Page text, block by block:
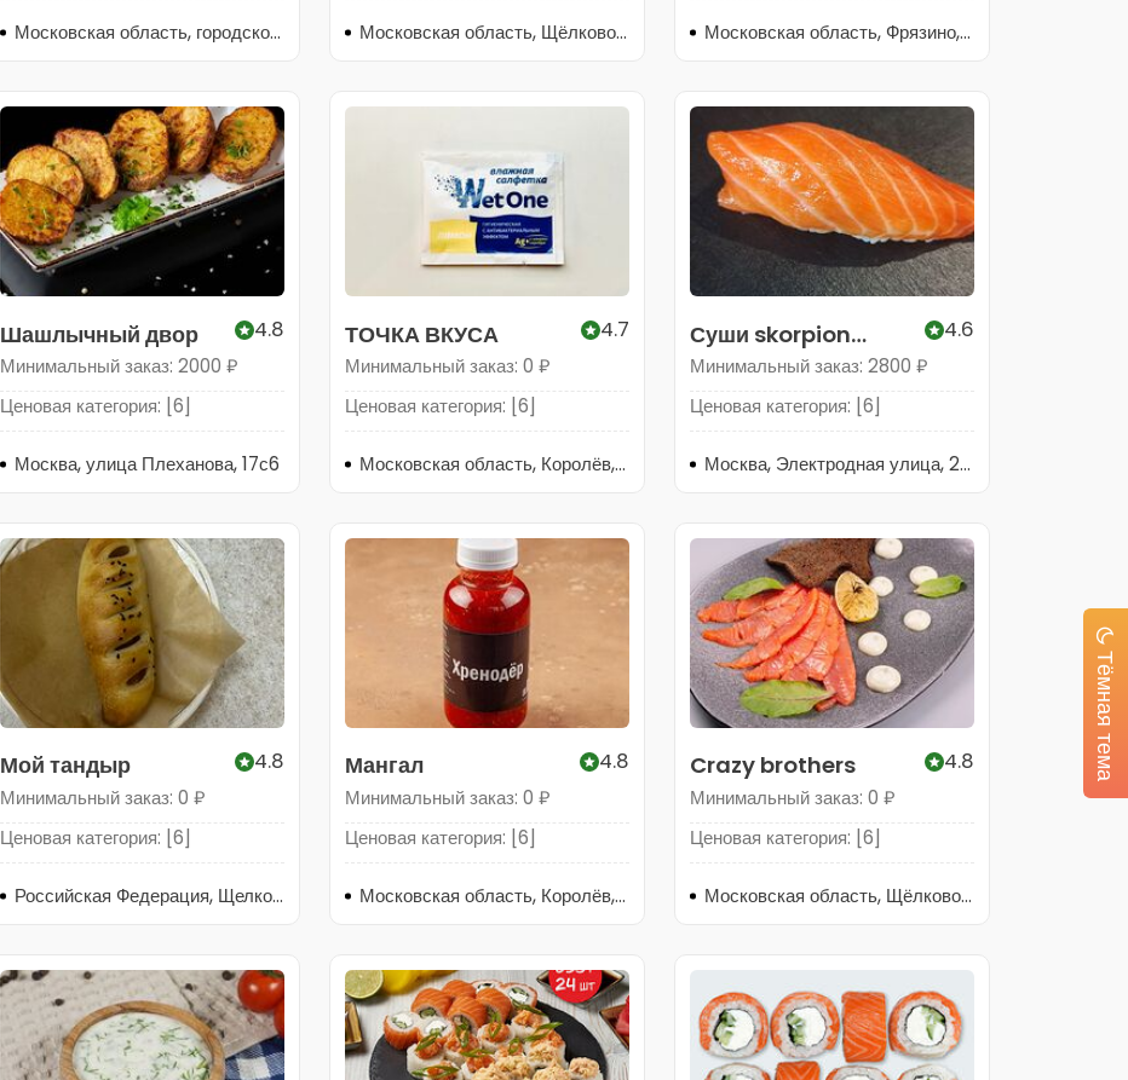
Московская область, городской округ Щёлково, деревня Медвежьи Озёра, Луговая улица, 2А Московская область, Щёлково, площадь Ленина, 2А Московская область, Фрязино, проспект Мира, 18
Шашлычный двор 4.8
Минимальный заказ: 2000 ₽
Ценовая категория: [6]
Москва, улица Плеханова, 17с6
ТОЧКА ВКУСА 4.7
Минимальный заказ: 0 ₽
Ценовая категория: [6]
Московская область, Королёв, улица Исаева, 6А
Суши skorpion
premium
4.6
Минимальный заказ: 2800 ₽
Ценовая категория: [6]
Москва, Электродная улица, 2с32
Мой тандыр 4.8
Минимальный заказ: 0 ₽
Ценовая категория: [6]
Российская Федерация, Щелково, Щёлково, Московская область, Щёлково, микрорайон Щёлково-3, улица Бахчиванджи, 5
Мангал 4.8
Минимальный заказ: 0 ₽
Ценовая категория: [6]
Московская область, Королёв, проспект Космонавтов, 40А
Crazy brothers 4.8
Минимальный заказ: 0 ₽
Ценовая категория: [6]
Московская область, Щёлково, Центральная улица, с7А
Тёмная тема